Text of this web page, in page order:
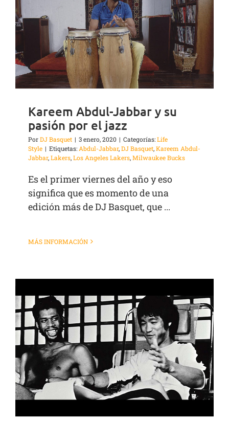
Kareem Abdul-Jabbar y su
pasión por el jazz
PorDJ Basquet | 3 enero, 2020 | Categorías:Life
Style | Etiquetas: Abdul-Jabbar,DJ Basquet,Kareem Abdul-
Jabbar,Lakers,Los Angeles Lakers,Milwaukee Bucks
Es el primer viernes del año y eso
significa que es momento de una
edición más de DJ Basquet, que ...
MÁS INFORMACIÓN